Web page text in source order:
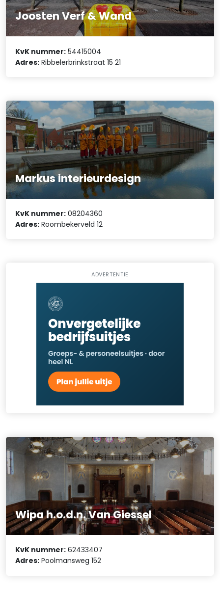
Joosten Verf & Wand
KvK nummer: 54415004
Adres: Ribbelerbrinkstraat 15 21
Markus interieurdesign
KvK nummer: 08204360
Adres: Roombekerveld 12
ADVERTENTIE
Wipa h.o.d.n. Van Giessel
KvK nummer: 62433407
Adres: Poolmansweg 152